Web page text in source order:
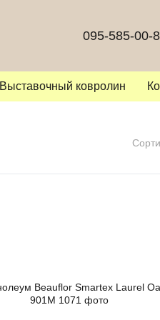
095-585-00-
Выставочный ковролин